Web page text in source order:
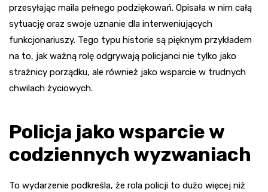
przesyłając maila pełnego podziękowań. Opisała w nim całą
sytuację oraz swoje uznanie dla interweniujących
funkcjonariuszy. Tego typu historie są pięknym przykładem
na to, jak ważną rolę odgrywają policjanci nie tylko jako
strażnicy porządku, ale również jako wsparcie w trudnych
chwilach życiowych.
Policja jako wsparcie w
codziennych wyzwaniach
To wydarzenie podkreśla, że rola policji to dużo więcej niż